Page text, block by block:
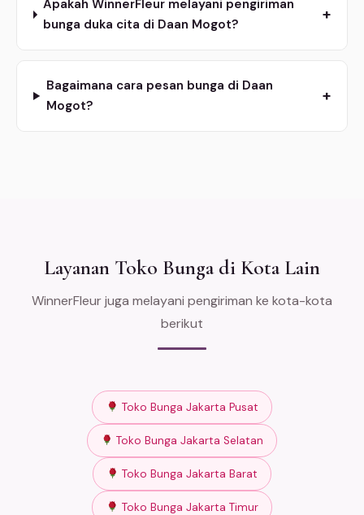
Apakah WinnerFleur melayani pengiriman
bunga duka cita di Daan Mogot?
+
Bagaimana cara pesan bunga di Daan
Mogot?
+
Layanan Toko Bunga di Kota Lain
WinnerFleur juga melayani pengiriman ke kota-kota
berikut
Toko Bunga Jakarta Pusat
Toko Bunga Jakarta Selatan
Toko Bunga Jakarta Barat
Toko Bunga Jakarta Timur